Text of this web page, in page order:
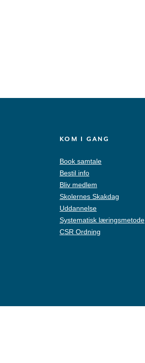
KOM I GANG
Book samtale
Bestil info
Bliv medlem
Skolernes Skakdag
Uddannelse
Systematisk læringsmetode
CSR Ordning